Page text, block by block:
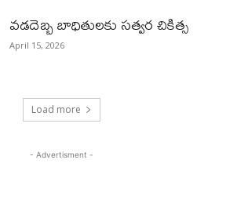
వడదెబ్బ బాధితులకు సత్వర చికిత్స
April 15, 2026
Load more
- Advertisment -